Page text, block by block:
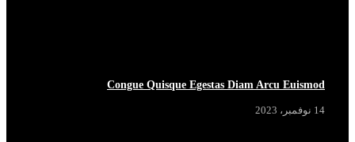
Congue Quisque Egestas Diam Arcu Euismod
14 نوفمبر، 2023